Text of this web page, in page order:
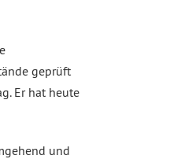
geprüft
Er hat heute
und